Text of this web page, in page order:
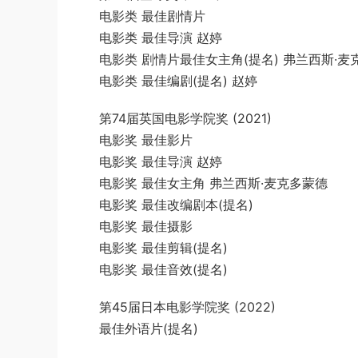
电影类 最佳剧情片
电影类 最佳导演 赵婷
电影类 剧情片最佳女主角(提名) 弗兰西斯·麦
电影类 最佳编剧(提名) 赵婷
第74届英国电影学院奖 (2021)
电影奖 最佳影片
电影奖 最佳导演 赵婷
电影奖 最佳女主角 弗兰西斯·麦克多蒙德
电影奖 最佳改编剧本(提名)
电影奖 最佳摄影
电影奖 最佳剪辑(提名)
电影奖 最佳音效(提名)
第45届日本电影学院奖 (2022)
最佳外语片(提名)